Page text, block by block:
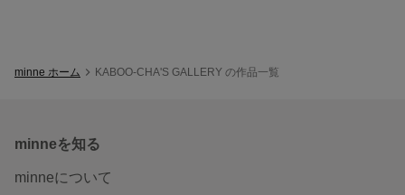
minne ホーム KABOO-CHA'S GALLERY の作品一覧
minneを知る
minneについて